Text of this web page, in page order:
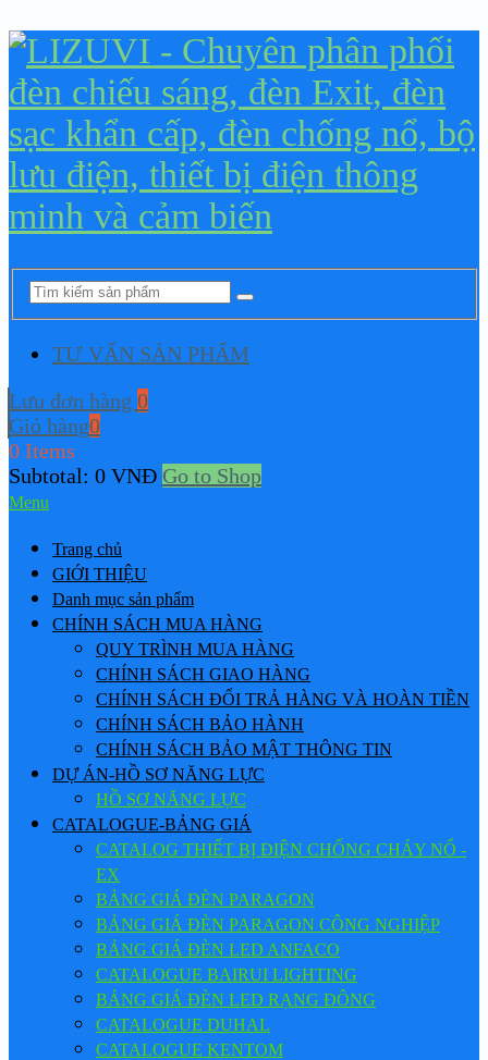
TƯ VẤN SẢN PHẨM
Lưu đơn hàng 0
Giỏ hàng0
0 Items
Subtotal: 0 VNĐ Go to Shop
Menu
Trang chủ
GIỚI THIỆU
Danh mục sản phẩm
CHÍNH SÁCH MUA HÀNG
QUY TRÌNH MUA HÀNG
CHÍNH SÁCH GIAO HÀNG
CHÍNH SÁCH ĐỔI TRẢ HÀNG VÀ HOÀN TIỀN
CHÍNH SÁCH BẢO HÀNH
CHÍNH SÁCH BẢO MẬT THÔNG TIN
DỰ ÁN-HỒ SƠ NĂNG LỰC
HỒ SƠ NĂNG LỰC
CATALOGUE-BẢNG GIÁ
CATALOG THIẾT BỊ ĐIỆN CHỐNG CHÁY NỔ -
EX
BẢNG GIÁ ĐÈN PARAGON
BẢNG GIÁ ĐÈN PARAGON CÔNG NGHIỆP
BẢNG GIÁ ĐÈN LED ANFACO
CATALOGUE BAIRUI LIGHTING
BẢNG GIÁ ĐÈN LED RẠNG ĐÔNG
CATALOGUE DUHAL
CATALOGUE KENTOM